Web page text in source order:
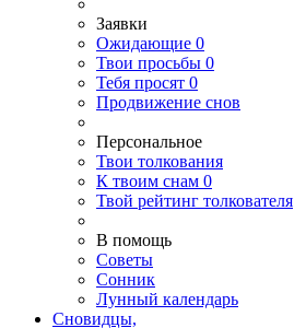
Заявки
Ожидающие 0
Твои просьбы 0
Тебя просят 0
Продвижение снов
Персональное
Твои толкования
К твоим снам 0
Твой рейтинг толкователя
В помощь
Советы
Сонник
Лунный календарь
Сновидцы,